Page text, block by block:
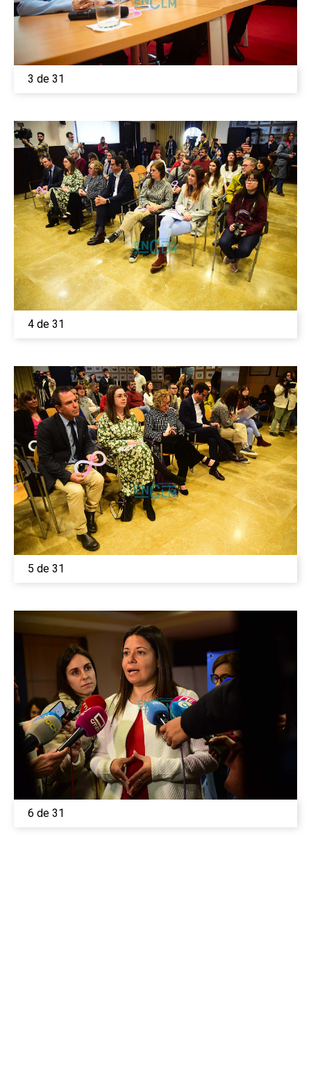
3 de 31
4 de 31
5 de 31
6 de 31